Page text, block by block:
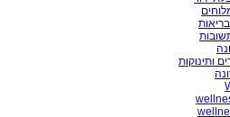
ותינוקות